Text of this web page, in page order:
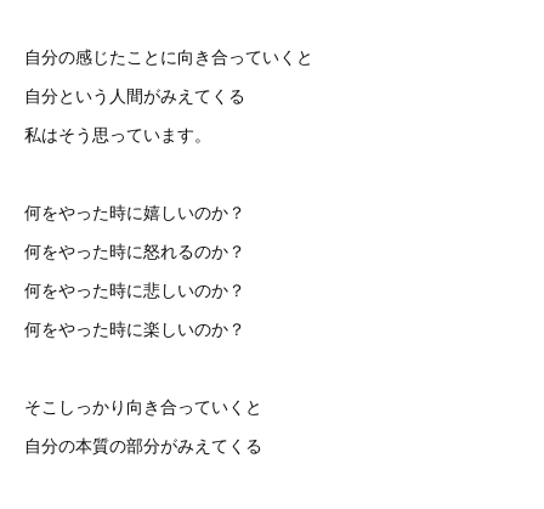
自分の感じたことに向き合っていくと
自分という人間がみえてくる
私はそう思っています。
何をやった時に嬉しいのか？
何をやった時に怒れるのか？
何をやった時に悲しいのか？
何をやった時に楽しいのか？
そこしっかり向き合っていくと
自分の本質の部分がみえてくる